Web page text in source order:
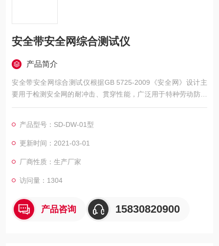
安全带安全网综合测试仪
产品简介
安全带安全网综合测试仪根据GB 5725-2009《安全网》设计主
要用于检测安全网的耐冲击、贯穿性能，广泛用于特种劳动防护
用品监督检验站、建筑科学研究院、建筑工程质量检测站及安全
产品型号：SD-DW-01型
更新时间：2021-03-01
厂商性质：生产厂家
访问量：1304
产品咨询 15830820900